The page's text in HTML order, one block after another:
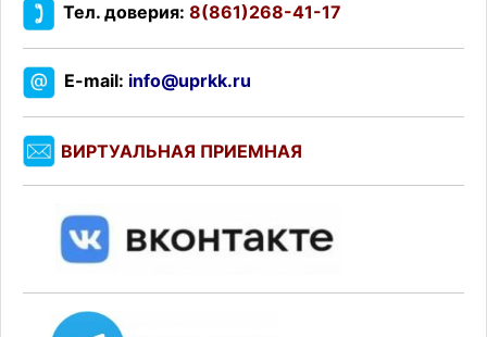
Тел. доверия: 8(861)268-41-17
E-mail: info@uprkk.ru
ВИРТУАЛЬНАЯ ПРИЕМНАЯ